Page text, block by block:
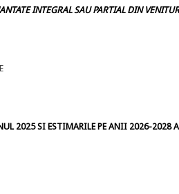
INTEGRAL SAU PARTIAL DIN
2025 SI ESTIMARILE PE ANII 2026-2028